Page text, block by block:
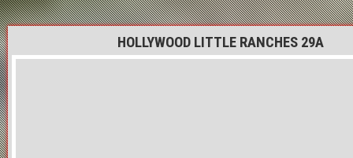
HOLLYWOOD LITTLE RANCHES 29A